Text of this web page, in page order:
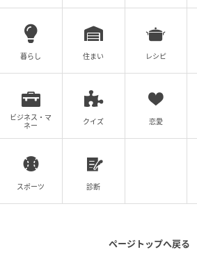
出典：リビング大阪Web
肉厚でジューシー、噛むほどに旨
葱もおいしいです。
暮らし 住まい レシピ
ビジネス・マ
ネー
クイズ 恋愛
スポーツ 診断
ページトップへ戻る